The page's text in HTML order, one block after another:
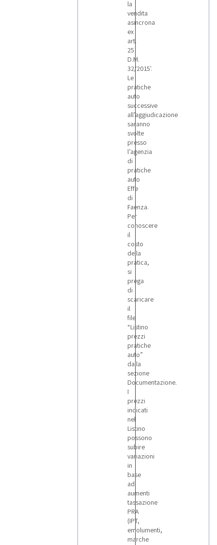
la
vendita
asincrona
ex
art.
25
D.M.
32/2015'.
Le
pratiche
auto
successive
all’aggiudicazione
saranno
svolte
presso
l’agenzia
di
pratiche
auto
Effe
di
Faenza.
Per
conoscere
il
costo
della
pratica,
si
prega
di
scaricare
il
file
“Listino
prezzi
pratiche
auto”
dalla
sezione
Documentazione.
I
prezzi
indicati
nel
Listino
possono
subire
variazioni
in
base
ad
aumenti
tassazione
PRA
(IPT,
emolumenti,
marche